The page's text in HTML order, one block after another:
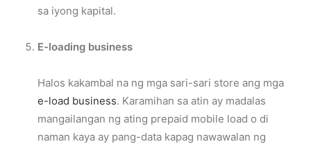
sa iyong kapital.
E-loading business
Halos kakambal na ng mga sari-sari store ang mga
e-load business. Karamihan sa atin ay madalas
mangailangan ng ating prepaid mobile load o di
naman kaya ay pang-data kapag nawawalan ng